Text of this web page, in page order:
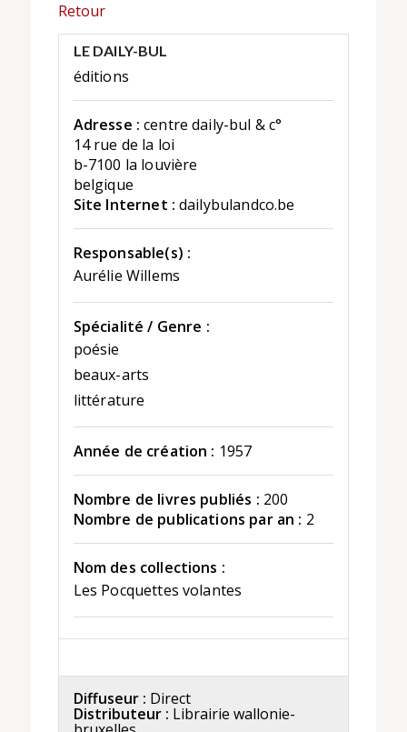
Retour
LE DAILY-BUL
éditions
Adresse : centre daily-bul & c°
14 rue de la loi
b-7100 la louvière
belgique
Site Internet : dailybulandco.be
Responsable(s) :
Aurélie Willems
Spécialité / Genre :
poésie
beaux-arts
littérature
Année de création : 1957
Nombre de livres publiés : 200
Nombre de publications par an : 2
Nom des collections :
Les Pocquettes volantes
Diffuseur : Direct
Distributeur : Librairie wallonie-